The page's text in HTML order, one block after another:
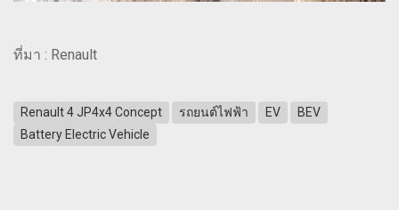
ที่มา : Renault
Renault 4 JP4x4 Concept รถยนต์ไฟฟ้า EV
BEV
Battery Electric Vehicle